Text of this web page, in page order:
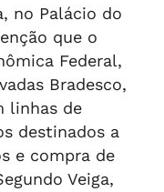
no Palácio do
que o
Federal,
Bradesco,
linhas de
destinados a
e compra de
Veiga,